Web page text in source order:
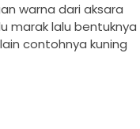
warna dari aksara
marak lalu bentuknya
contohnya kuning